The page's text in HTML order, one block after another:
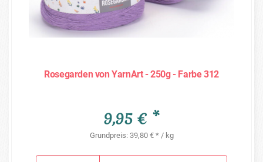
Rosegarden von YarnArt - 250g - Farbe 312
9,95 € *
Grundpreis: 39,80 € * / kg